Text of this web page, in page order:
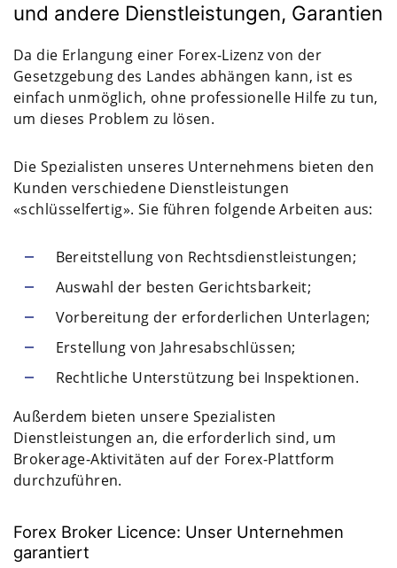
und andere Dienstleistungen, Garantien
Da die Erlangung einer Forex-Lizenz von der
Gesetzgebung des Landes abhängen kann, ist es
einfach unmöglich, ohne professionelle Hilfe zu tun,
um dieses Problem zu lösen.
Die Spezialisten unseres Unternehmens bieten den
Kunden verschiedene Dienstleistungen
«schlüsselfertig». Sie führen folgende Arbeiten aus:
Bereitstellung von Rechtsdienstleistungen;
Auswahl der besten Gerichtsbarkeit;
Vorbereitung der erforderlichen Unterlagen;
Erstellung von Jahresabschlüssen;
Rechtliche Unterstützung bei Inspektionen.
Außerdem bieten unsere Spezialisten
Dienstleistungen an, die erforderlich sind, um
Brokerage-Aktivitäten auf der Forex-Plattform
durchzuführen.
Forex Broker Licence: Unser Unternehmen
garantiert